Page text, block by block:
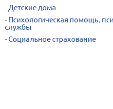
Детские дома
Психологическая помощь,
службы
Социальное страхование